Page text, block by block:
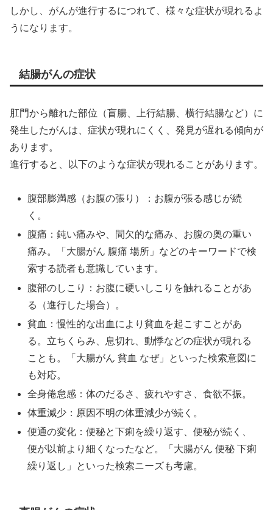
しかし、がんが進行するにつれて、様々な症状が現れるよ
うになります。
結腸がんの症状
肛門から離れた部位（盲腸、上行結腸、横行結腸など）に
発生したがんは、症状が現れにくく、発見が遅れる傾向が
あります。
進行すると、以下のような症状が現れることがあります。
腹部膨満感（お腹の張り）：お腹が張る感じが続
く。
腹痛：鈍い痛みや、間欠的な痛み、お腹の奥の重い
痛み。「大腸がん 腹痛 場所」などのキーワードで検
索する読者も意識しています。
腹部のしこり：お腹に硬いしこりを触れることがあ
る（進行した場合）。
貧血：慢性的な出血により貧血を起こすことがあ
る。立ちくらみ、息切れ、動悸などの症状が現れる
ことも。「大腸がん 貧血 なぜ」といった検索意図に
も対応。
全身倦怠感：体のだるさ、疲れやすさ、食欲不振。
体重減少：原因不明の体重減少が続く。
便通の変化：便秘と下痢を繰り返す、便秘が続く、
便が以前より細くなったなど。「大腸がん 便秘 下痢
繰り返し」といった検索ニーズも考慮。